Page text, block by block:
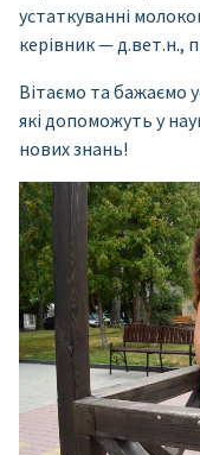
устаткуванні
керівник — д.вет.н.,
Вітаємо та бажаємо
які допоможуть у
нових знань!